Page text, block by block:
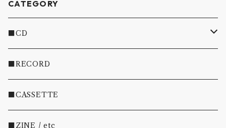
CATEGORY
■CD
・INDIE
・EMO/PUNK/POST HC
・SHOEGAZE/DREAMPOP/POST ROCK
■RECORD
■CASSETTE
■ZINE / etc